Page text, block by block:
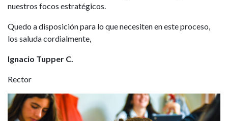
nuestros focos estratégicos.
Quedo a disposición para lo que necesiten en este proceso,
los saluda cordialmente,
Ignacio Tupper C.
Rector